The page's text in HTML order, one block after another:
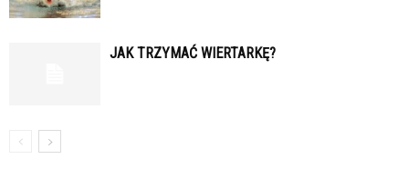
JAK TRZYMAĆ WIERTARKĘ?